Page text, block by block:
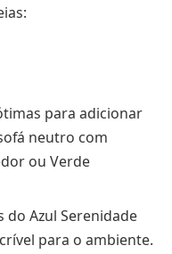
para adicionar
neutro com
ou Verde
do Azul Serenidade
para o ambiente.